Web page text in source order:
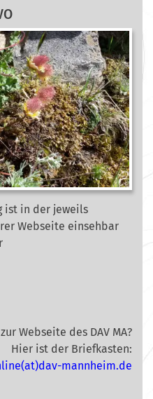
ist in der jeweils
Webseite einsehbar
Webseite des DAV MA?
Hier ist der Briefkasten:
mannheim.de